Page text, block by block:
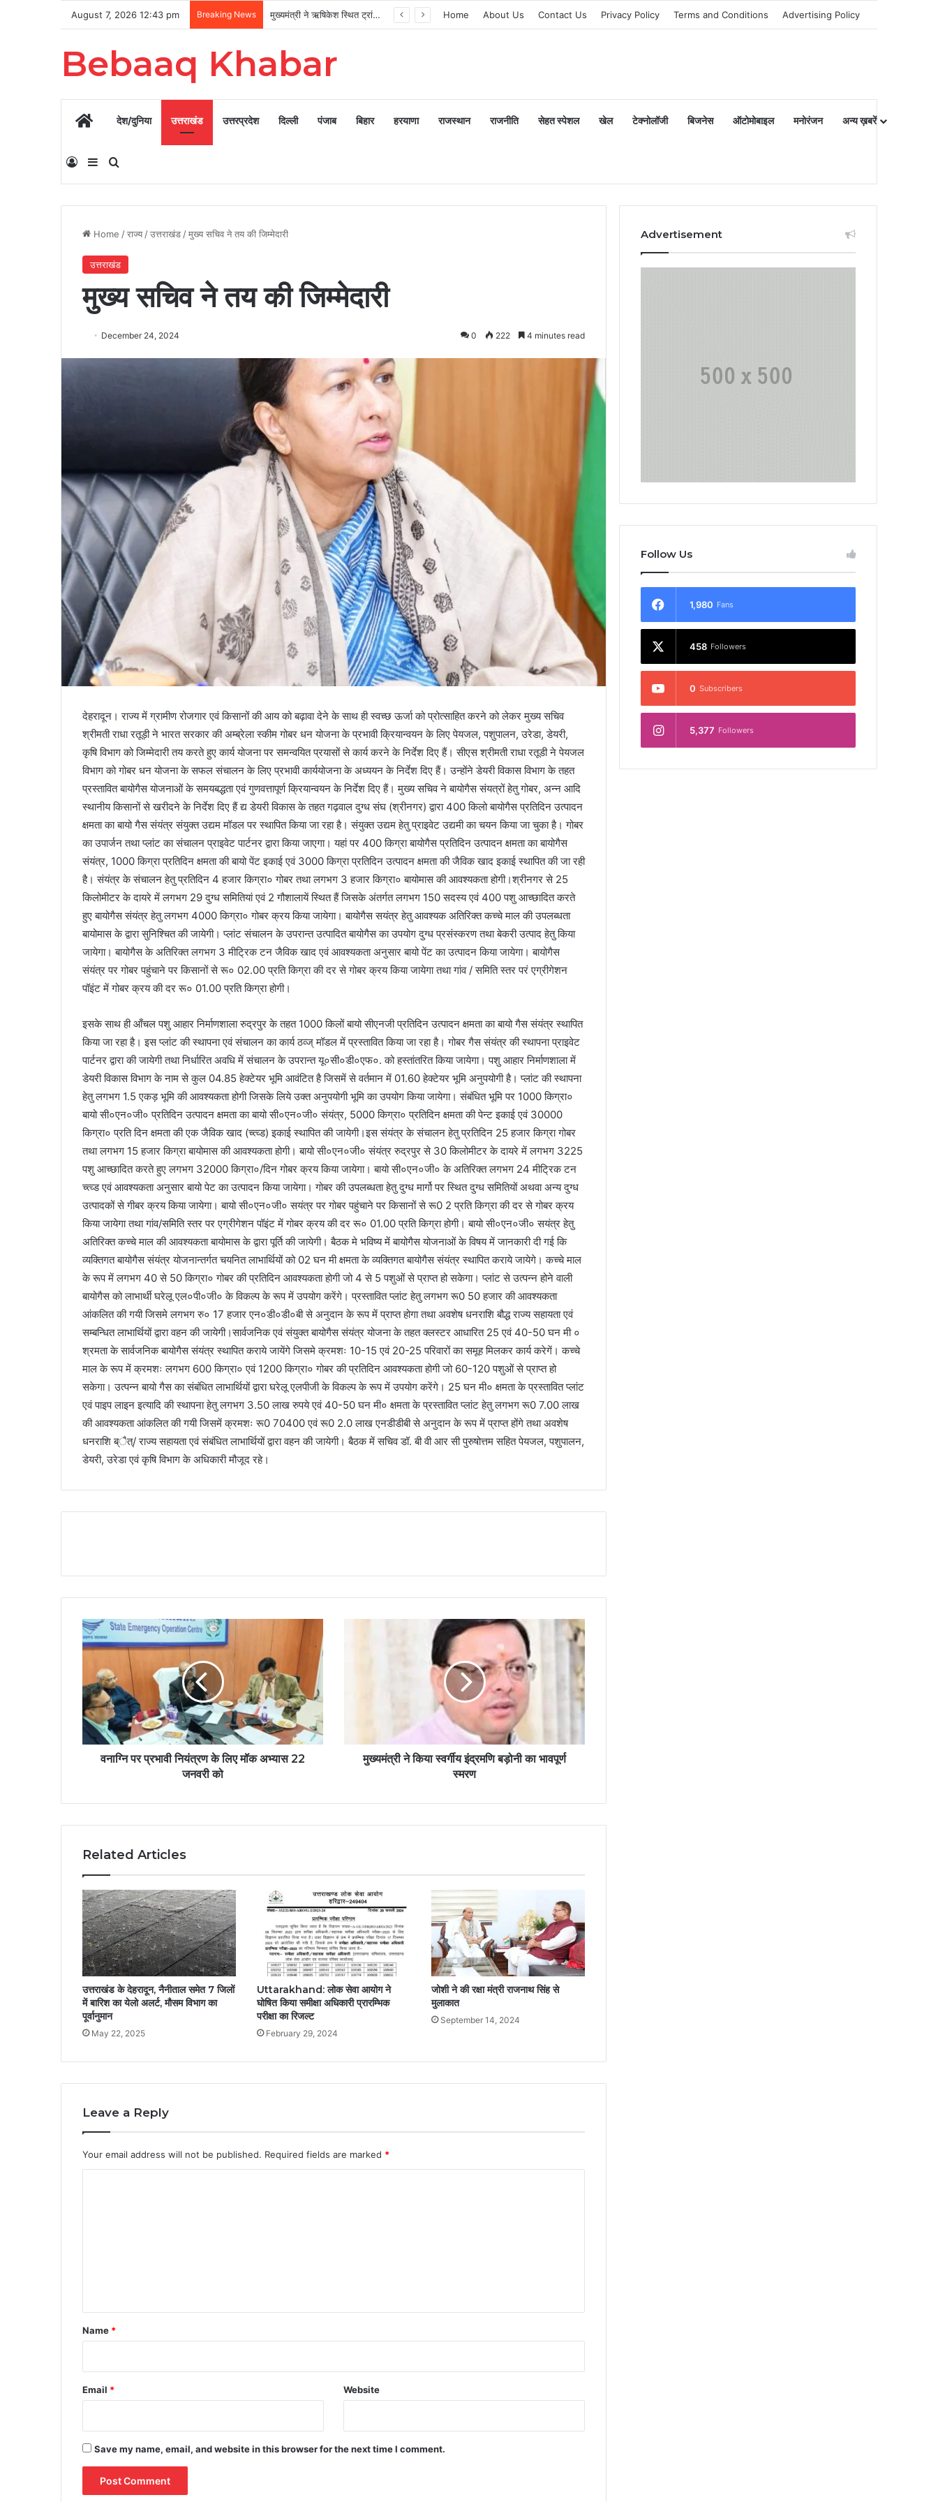
August 7, 2026 12:43 pm Breaking News मुख्यमंत्री ने ऋषिकेश स्थित ट्रांजिट कैंप का किया औचक निरीक्षण Home About Us Contact Us Privacy Policy Terms and Conditions Advertising Policy
Bebaaq Khabar
Homeदेश/दुनिया उत्तराखंड उत्तरप्रदेश दिल्ली पंजाब बिहार हरयाणा राजस्थान राजनीति सेहत स्पेशल खेल टेक्नोलॉजी बिजनेस ऑटोमोबाइल मनोरंजन अन्य ख़बरें
Log InSidebarSearch for
Home /राज्य /उत्तराखंड /मुख्य सचिव ने तय की जिम्मेदारी
उत्तराखंड
मुख्य सचिव ने तय की जिम्मेदारी
December 24, 2024 0 222 4 minutes read
देहरादून। राज्य में ग्रामीण रोजगार एवं किसानों की आय को बढ़ावा देने के साथ ही स्वच्छ ऊर्जा को प्रोत्साहित करने को लेकर मुख्य सचिव
श्रीमती राधा रतूड़ी ने भारत सरकार की अम्ब्रेला स्कीम गोबर धन योजना के प्रभावी क्रियान्वयन के लिए पेयजल, पशुपालन, उरेडा, डेयरी,
कृषि विभाग को जिम्मेदारी तय करते हुए कार्य योजना पर समन्वयित प्रयासों से कार्य करने के निर्देश दिए हैं। सीएस श्रीमती राधा रतूडी ने पेयजल
विभाग को गोबर धन योजना के सफल संचालन के लिए प्रभावी कार्ययोजना के अध्ययन के निर्देश दिए हैं। उन्होंने डेयरी विकास विभाग के तहत
प्रस्तावित बायोगैस योजनाओं के समयबद्धता एवं गुणवत्तापूर्ण क्रियान्वयन के निर्देश दिए हैं। मुख्य सचिव ने बायोगैस संयत्रों हेतु गोबर, अन्न आदि
स्थानीय किसानों से खरीदने के निर्देश दिए हैं द्य डेयरी विकास के तहत गढ़वाल दुग्ध संघ (श्रीनगर) द्वारा 400 किलो बायोगैस प्रतिदिन उत्पादन
क्षमता का बायो गैस संयंत्र संयुक्त उद्यम मॉडल पर स्थापित किया जा रहा है। संयुक्त उद्यम हेतु प्राइवेट उद्यमी का चयन किया जा चुका है। गोबर
का उपार्जन तथा प्लांट का संचालन प्राइवेट पार्टनर द्वारा किया जाएगा। यहां पर 400 किग्रा बायोगैस प्रतिदिन उत्पादन क्षमता का बायोगैस
संयंत्र, 1000 किग्रा प्रतिदिन क्षमता की बायो पेंट इकाई एवं 3000 किग्रा प्रतिदिन उत्पादन क्षमता की जैविक खाद इकाई स्थापित की जा रही
है। संयंत्र के संचालन हेतु प्रतिदिन 4 हजार किग्रा० गोबर तथा लगभग 3 हजार किग्रा० बायोमास की आवश्यकता होगी।श्रीनगर से 25
किलोमीटर के दायरे में लगभग 29 दुग्ध समितियां एवं 2 गौशालायें स्थित हैं जिसके अंतर्गत लगभग 150 सदस्य एवं 400 पशु आच्छादित करते
हुए बायोगैस संयंत्र हेतु लगभग 4000 किग्रा० गोबर क्रय किया जायेगा। बायोगैस सयंत्र हेतु आवश्यक अतिरिक्त कच्चे माल की उपलब्धता
बायोमास के द्वारा सुनिश्चित की जायेगी। प्लांट संचालन के उपरान्त उत्पादित बायोगैस का उपयोग दुग्ध प्रसंस्करण तथा बेकरी उत्पाद हेतु किया
जायेगा। बायोगैस के अतिरिक्त लगभग 3 मीट्रिक टन जैविक खाद एवं आवश्यकता अनुसार बायो पेंट का उत्पादन किया जायेगा। बायोगैस
संयंत्र पर गोबर पहुंचाने पर किसानों से रू० 02.00 प्रति किग्रा की दर से गोबर क्रय किया जायेगा तथा गांव / समिति स्तर परं एग्रीगेशन
पॉइंट में गोबर क्रय की दर रू० 01.00 प्रति किग्रा होगी।
इसके साथ ही आँचल पशु आहार निर्माणशाला रुद्रपुर के तहत 1000 किलों बायो सीएनजी प्रतिदिन उत्पादन क्षमता का बायो गैस संयंत्र स्थापित
किया जा रहा है। इस प्लांट की स्थापना एवं संचालन का कार्य ठव्ज् मॉडल में प्रस्तावित किया जा रहा है। गोबर गैस संयंत्र की स्थापना प्राइवेट
पार्टनर द्वारा की जायेगी तथा निर्धारित अवधि में संचालन के उपरान्त यू०सी०डी०एफ०. को हस्तांतरित किया जायेगा। पशु आहार निर्माणशाला में
डेयरी विकास विभाग के नाम से कुल 04.85 हेक्टेयर भूमि आवंटित है जिसमें से वर्तमान में 01.60 हेक्टेयर भूमि अनुपयोगी है। प्लांट की स्थापना
हेतु लगभग 1.5 एकड़ भूमि की आवश्यकता होगी जिसके लिये उक्त अनुपयोगी भूमि का उपयोग किया जायेगा। संबंधित भूमि पर 1000 किग्रा०
बायो सी०एन०जी० प्रतिदिन उत्पादन क्षमता का बायो सी०एन०जी० संयंत्र, 5000 किग्रा० प्रतिदिन क्षमता की पेन्ट इकाई एवं 30000
किग्रा० प्रति दिन क्षमता की एक जैविक खाद (च्त्व्ड) इकाई स्थापित की जायेगी।इस संयंत्र के संचालन हेतु प्रतिदिन 25 हजार किग्रा गोबर
तथा लगभग 15 हजार किग्रा बायोमास की आवश्यकता होगी। बायो सी०एन०जी० संयंत्र रुद्रपुर से 30 किलोमीटर के दायरे में लगभग 3225
पशु आच्छादित करते हुए लगभग 32000 किग्रा०/दिन गोबर क्रय किया जायेगा। बायो सी०एन०जी० के अतिरिक्त लगभग 24 मीट्रिक टन
च्त्व्ड एवं आवश्यकता अनुसार बायो पेट का उत्पादन किया जायेगा। गोबर की उपलब्धता हेतु दुग्ध मार्गो पर स्थित दुग्ध समितियों अथवा अन्य दुग्ध
उत्पादकों से गीबर क्रय किया जायेगा। बायो सी०एन०जी० सयंत्र पर गोबर पहुंचाने पर किसानों से रू0 2 प्रति किग्रा की दर से गोबर क्रय
किया जायेगा तथा गांव/समिति स्तर पर एग्रीगेशन पॉइंट में गोबर क्रय की दर रू० 01.00 प्रति किग्रा होगी। बायो सी०एन०जी० सयंत्र हेतु
अतिरिक्त कच्चे माल की आवश्यकता बायोमास के द्वारा पूर्ति की जायेगी। बैठक मे भविष्य में बायोगैस योजनाओं के विषय में जानकारी दी गई कि
व्यक्तिगत बायोगैस संयंत्र योजनान्तर्गत चयनित लाभार्थियों को 02 घन मी क्षमता के व्यक्तिगत बायोगैस संयंत्र स्थापित कराये जायेगे। कच्चे माल
के रूप में लगभग 40 से 50 किग्रा० गोबर की प्रतिदिन आवश्यकता होगी जो 4 से 5 पशुओं से प्राप्त हो सकेगा। प्लांट से उत्पन्न होने वाली
बायोगैस को लाभार्थी घरेलू एल०पी०जी० के विकल्प के रूप में उपयोग करेंगे। प्रस्तावित प्लांट हेतु लगभग रू0 50 हजार की आवश्यकता
आंकलित की गयी जिसमे लगभग रु० 17 हजार एन०डी०डी०बी से अनुदान के रूप में प्राप्त होगा तथा अवशेष धनराशि बौद्ध राज्य सहायता एवं
सम्बन्धित लाभार्थियों द्वारा वहन की जायेगी।सार्वजनिक एवं संयुक्त बायोगैस संयंत्र योजना के तहत क्लस्टर आधारित 25 एवं 40-50 घन मी ०
श्रमता के सार्वजनिक बायोगैस संयंत्र स्थापित कराये जायेंगे जिसमे क्रमशः 10-15 एवं 20-25 परिवारों का समूह मिलकर कार्य करेगें। कच्चे
माल के रूप में क्रमशः लगभग 600 किग्रा० एवं 1200 किग्रा० गोबर की प्रतिदिन आवश्यकता होगी जो 60-120 पशुओं से प्राप्त हो
सकेगा। उत्पन्न बायो गैस का संबंधित लाभार्थियों द्वारा घरेलू एलपीजी के विकल्प के रूप में उपयोग करेंगे। 25 घन मी० क्षमता के प्रस्तावित प्लांट
एवं पाइप लाइन इत्यादि की स्थापना हेतु लगभग 3.50 लाख रुपये एवं 40-50 घन मी० क्षमता के प्रस्तावित प्लांट हेतु लगभग रू0 7.00 लाख
की आवश्यकता आंकलित की गयी जिसमें क्रमशः रू0 70400 एवं रू0 2.0 लाख एनडीडीबी से अनुदान के रूप में प्राप्त होंगे तथा अवशेष
धनराशि ब्ैत्/ राज्य सहायता एवं संबंधित लाभार्थियों द्वारा वहन की जायेगी। बैठक में सचिव डॉ. बी वी आर सी पुरुषोत्तम सहित पेयजल, पशुपालन,
डेयरी, उरेडा एवं कृषि विभाग के अधिकारी मौजूद रहे।
वनाग्नि पर प्रभावी नियंत्रण के लिए मॉक अभ्यास 22
जनवरी को
मुख्यमंत्री ने किया स्वर्गीय इंद्रमणि बड़ोनी का भावपूर्ण
स्मरण
Related Articles
उत्तराखंड के देहरादून, नैनीताल समेत 7 जिलों
में बारिश का येलो अलर्ट, मौसम विभाग का
पूर्वानुमान
May 22, 2025
Uttarakhand: लोक सेवा आयोग ने
घोषित किया समीक्षा अधिकारी प्रारम्भिक
परीक्षा का रिजल्ट
February 29, 2024
जोशी ने की रक्षा मंत्री राजनाथ सिंह से
मुलाकात
September 14, 2024
Leave a Reply
Your email address will not be published. Required fields are marked *
*
Name *
Email * Website
Save my name, email, and website in this browser for the next time I comment.
Advertisement
Follow Us
1,980 Fans
458 Followers
0 Subscribers
5,377 Followers